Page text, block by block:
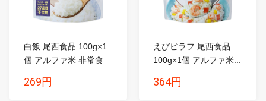
白飯 尾西食品 100g×1
個 アルファ米 非常食
269円
えびピラフ 尾西食品
100g×1個 アルファ米...
364円